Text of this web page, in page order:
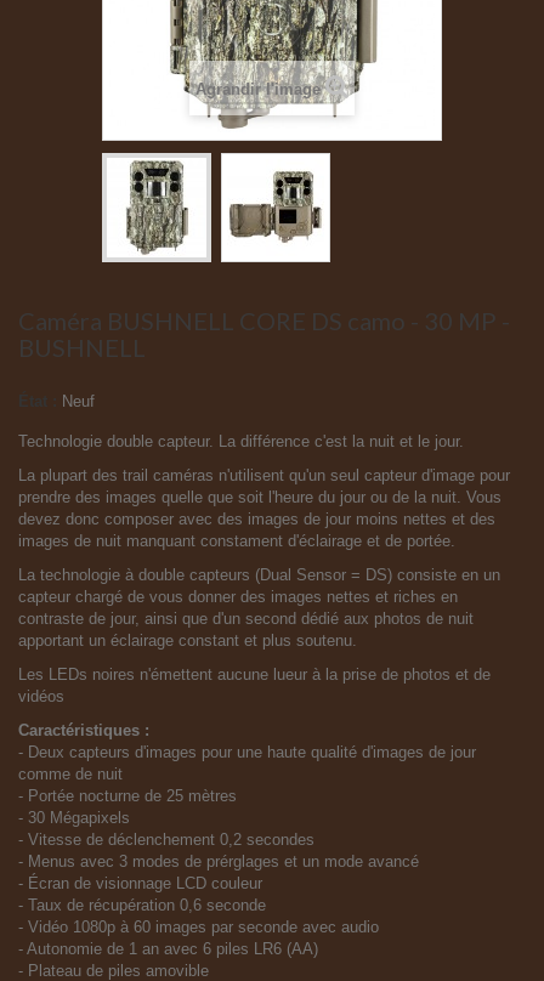
Agrandir l'image
Caméra BUSHNELL CORE DS camo - 30 MP -
BUSHNELL
Neuf
Technologie double capteur. La différence c'est la nuit et le jour.
La plupart des trail caméras n'utilisent qu'un seul capteur d'image pour
prendre des images quelle que soit l'heure du jour ou de la nuit. Vous
devez donc composer avec des images de jour moins nettes et des
images de nuit manquant constament d'éclairage et de portée.
La technologie à double capteurs (Dual Sensor = DS) consiste en un
capteur chargé de vous donner des images nettes et riches en
contraste de jour, ainsi que d'un second dédié aux photos de nuit
apportant un éclairage constant et plus soutenu.
Les LEDs noires n'émettent aucune lueur à la prise de photos et de
vidéos
Caractéristiques :
- Deux capteurs d'images pour une haute qualité d'images de jour
comme de nuit
- Portée nocturne de 25 mètres
- 30 Mégapixels
- Vitesse de déclenchement 0,2 secondes
- Menus avec 3 modes de prérglages et un mode avancé
- Écran de visionnage LCD couleur
- Taux de récupération 0,6 seconde
- Vidéo 1080p à 60 images par seconde avec audio
- Autonomie de 1 an avec 6 piles LR6 (AA)
- Plateau de piles amovible